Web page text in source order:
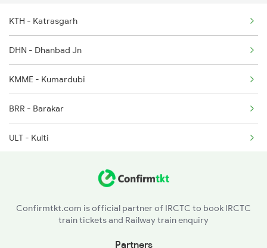
1115 Gkp Festival Spl
1116 Pune Festvl Spl
1236 Rxl Ltt Spl
1259 Csmt Gkp Spl
1260 Gkp Csmt Spl
KTH - Katrasgarh
DHN - Dhanbad Jn
KMME - Kumardubi
BRR - Barakar
ULT - Kulti
VDS - Vidyasagar
Confirmtkt.com is official partner of IRCTC to book IRCTC
train tickets and Railway train enquiry
Partners